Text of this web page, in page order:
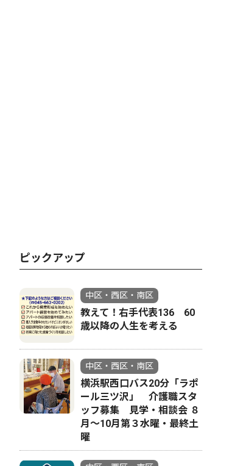
ピックアップ
中区・西区・南区
教えて！右手代表136 60
歳以降の人生を考える
中区・西区・南区
横浜駅西口バス20分「ラポ
ール三ツ沢」 介護職スタ
ッフ募集 見学・相談会 ８
月〜10月第３水曜・最終土
曜